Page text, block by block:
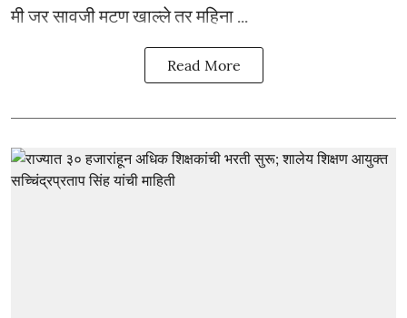
मी जर सावजी मटण खाल्ले तर महिना ...
Read More